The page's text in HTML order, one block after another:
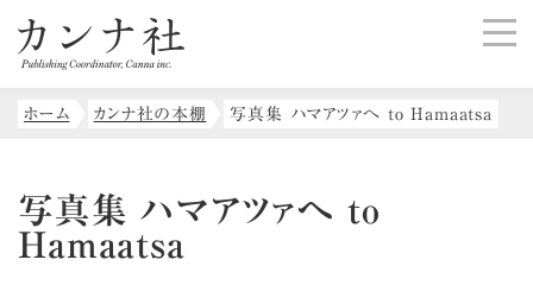
ホーム カンナ社の本棚 写真集 ハマアツァへ to Hamaatsa
写真集 ハマアツァへ to
Hamaatsa